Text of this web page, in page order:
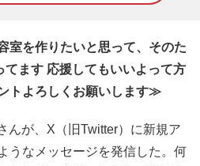
室を作りたいと思って、そのた
ます 応援してもいいよって方
トよろしくお願いします≫
が、X（旧Twitter）に新規ア
うなメッセージを発信した。何